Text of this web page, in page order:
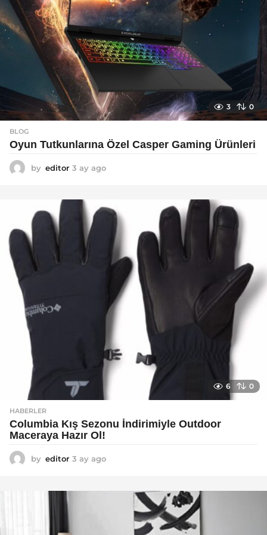
3 0
BLOG
Oyun Tutkunlarına Özel Casper Gaming Ürünleri
by editor 3 ay ago
g
6 0
HABERLER
Columbia Kış Sezonu İndirimiyle Outdoor
Maceraya Hazır Ol!
by editor 3 ay ago
a